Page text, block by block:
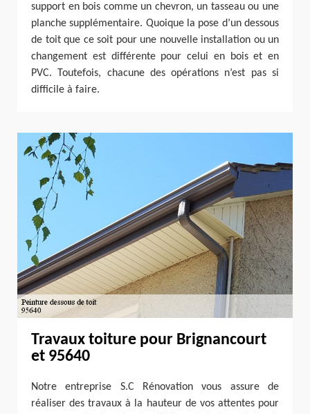
support en bois comme un chevron, un tasseau ou une
planche supplémentaire. Quoique la pose d’un dessous
de toit que ce soit pour une nouvelle installation ou un
changement est différente pour celui en bois et en
PVC. Toutefois, chacune des opérations n’est pas si
difficile à faire.
Travaux toiture pour Brignancourt
et 95640
Notre entreprise S.C Rénovation vous assure de
réaliser des travaux à la hauteur de vos attentes pour